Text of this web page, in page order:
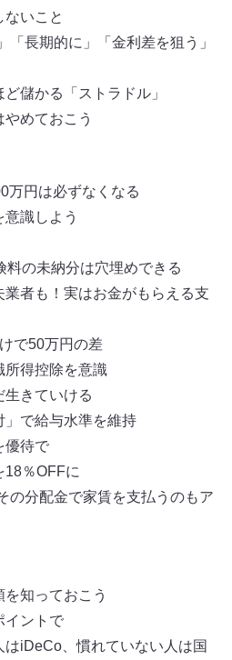
いこと
長期的に」「金利差を狙う」
儲かる「ストラドル」
めておこう
円は必ずなくなる
識しよう
の未納分は穴埋めできる
者も！実はお金がもらえる支
で50万円の差
得控除を意識
きていける
で給与水準を維持
待で
％OFFに
分配金で家賃を支払うのもア
知っておこう
ントで
iDeCo、慣れていない人は国